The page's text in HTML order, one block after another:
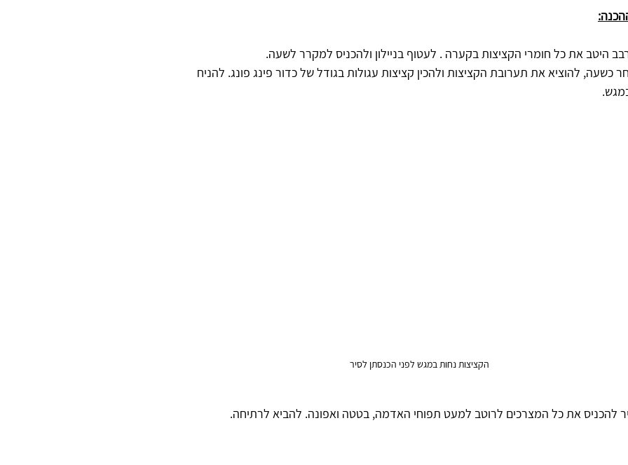
כשעה, להוציא את תערובת הקציצות ולהכין קציצות עגולות בגודל של כדור פינג פונג. להניח
הקציצות נחות במגש לפני הכנסתן לסיר